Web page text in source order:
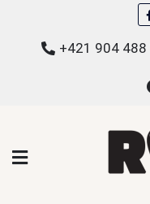
content
+421 904 488